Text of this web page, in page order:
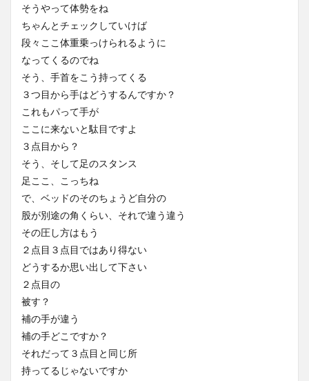
そうやって体勢をね
ちゃんとチェックしていけば
段々ここ体重乗っけられるように
なってくるのでね
そう、手首をこう持ってくる
３つ目から手はどうするんですか？
これもパって手が
ここに来ないと駄目ですよ
３点目から？
そう、そして足のスタンス
足ここ、こっちね
で、ベッドのそのちょうど自分の
股が別途の角くらい、それで違う違う
その圧し方はもう
２点目３点目ではあり得ない
どうするか思い出して下さい
２点目の
被す？
補の手が違う
補の手どこですか？
それだって３点目と同じ所
持ってるじゃないですか